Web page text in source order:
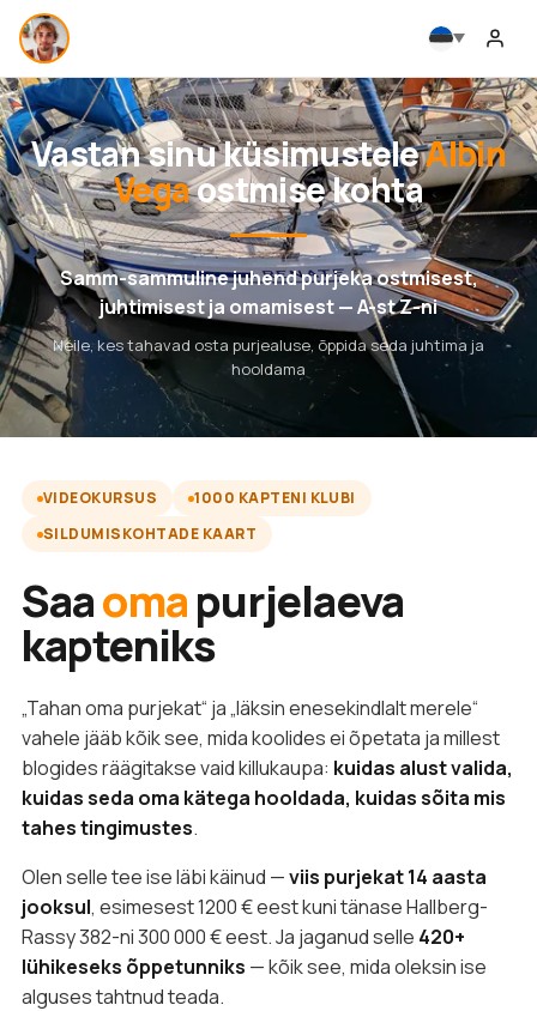
Vastan sinu küsimusteleAlbin
Vegaostmise kohta
Samm-sammuline juhend purjeka ostmisest,
juhtimisest ja omamisest — A-st Z-ni
Neile, kes tahavad osta purjealuse, õppida seda juhtima ja
hooldama
VIDEOKURSUS
1000 KAPTENI KLUBI
SILDUMISKOHTADE KAART
Saaomapurjelaeva
kapteniks
„Tahan oma purjekat“ ja „läksin enesekindlalt merele“
vahele jääb kõik see, mida koolides ei õpetata ja millest
blogides räägitakse vaid killukaupa: kuidas alust valida,
kuidas seda oma kätega hooldada, kuidas sõita mis
tahes tingimustes.
Olen selle tee ise läbi käinud —viis purjekat 14 aasta
jooksul, esimesest 1200 € eest kuni tänase Hallberg-
Rassy 382-ni 300 000 € eest. Ja jaganud selle 420+
lühikeseks õppetunniks — kõik see, mida oleksin ise
alguses tahtnud teada.